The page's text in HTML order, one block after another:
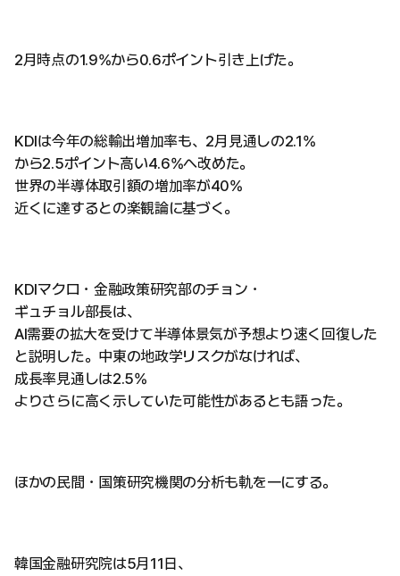
2月時点の1.9%から0.6ポイント引き上げた。
KDIは今年の総輸出増加率も、2月見通しの2.1%
から2.5ポイント高い4.6%へ改めた。
世界の半導体取引額の増加率が40%
近くに達するとの楽観論に基づく。
KDIマクロ・金融政策研究部のチョン・
ギュチョル部長は、
AI需要の拡大を受けて半導体景気が予想より速く回復した
と説明した。中東の地政学リスクがなければ、
成長率見通しは2.5%
よりさらに高く示していた可能性があるとも語った。
ほかの民間・国策研究機関の分析も軌を一にする。
韓国金融研究院は5月11日、